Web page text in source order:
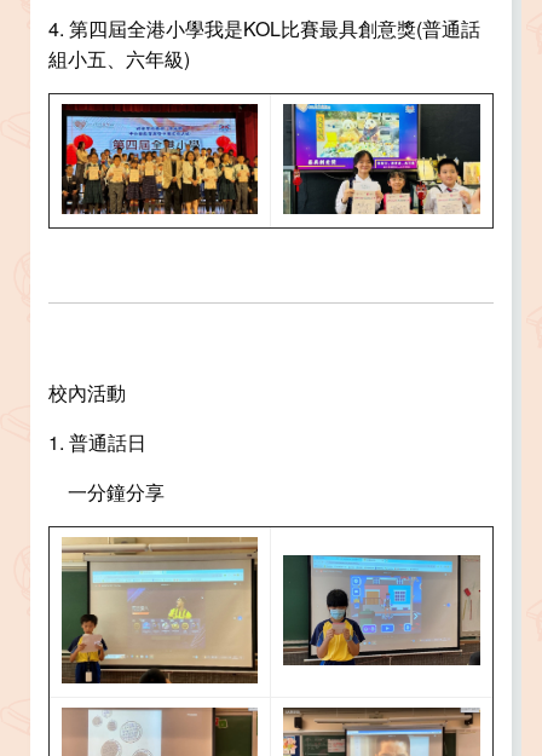
4. 第四屆全港小學我是KOL比賽最具創意獎(普通話
組小五、六年級)
校內活動
1. 普通話日
一分鐘分享